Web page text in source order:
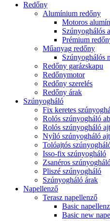
Redőny
Alumínium redőny
Motoros
Szúnyoghálós
Prémium
Műanyag redőny
Szúnyoghálós
Redőny garázskapu
Redőnymotor
Redőny szerelés
Redőny árak
Szúnyogháló
Fix keretes
Rolós szúnyogháló
Rolós szúnyogháló
Nyíló szúnyogháló
Tolóajtós
Isso-fix szúnyogháló
Zsanéros
Pliszé szúnyogháló
Szúnyogháló árak
Napellenző
Terasz napellenző
Basic
Basic new